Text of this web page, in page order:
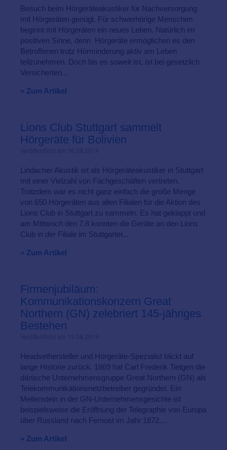
Besuch beim Hörgeräteakustiker für Nachversorgung
mit Hörgeräten genügt. Für schwerhörige Menschen
beginnt mit Hörgeräten ein neues Leben. Natürlich im
positiven Sinne, denn Hörgeräte ermöglichen es den
Betroffenen trotz Hörminderung aktiv am Leben
teilzunehmen. Doch bis es soweit ist, ist bei gesetzlich
Versicherten...
» Zum Artikel
Lions Club Stuttgart sammelt
Hörgeräte für Bolivien
Lindacher Akustik ist als Hörgeräteakustiker in Stuttgart
mit einer Vielzahl von Fachgeschäften vertreten.
Trotzdem war es nicht ganz einfach die große Menge
von 650 Hörgeräten aus allen Filialen für die Aktion des
Lions Club in Stuttgart zu sammeln. Es hat geklappt und
am Mittwoch den 7.8 konnten die Geräte an den Lions
Club in der Filiale im Stuttgarter...
» Zum Artikel
Firmenjubiläum:
Kommunikationskonzern Great
Northern (GN) zelebriert 145-jähriges
Bestehen
Headsethersteller und Hörgeräte-Spezialist blickt auf
lange Historie zurück. 1869 hat Carl Frederik Tietgen die
dänische Unternehmensgruppe Great Northern (GN) als
Telekommunikationsnetzbetreiber gegründet. Ein
Meilenstein in der GN-Unternehmensgesichte ist
beispielsweise die Eröffnung der Telegraphie von Europa
über Russland nach Fernost im Jahr 1872....
» Zum Artikel